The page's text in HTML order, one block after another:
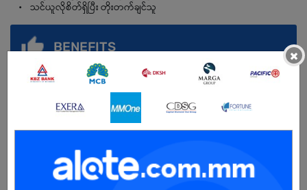
• သင်ယူလိုစိတ်ရှိပြီး တိုးတက်ချင်သူ
BENEFITS
• အခြေခံလစာ + Incentive
• (အရည်အချင်းနှင့် အတွေ့အကြုံအပေါ် မူတည်၍ ဆွေးနွေးရန်)
×